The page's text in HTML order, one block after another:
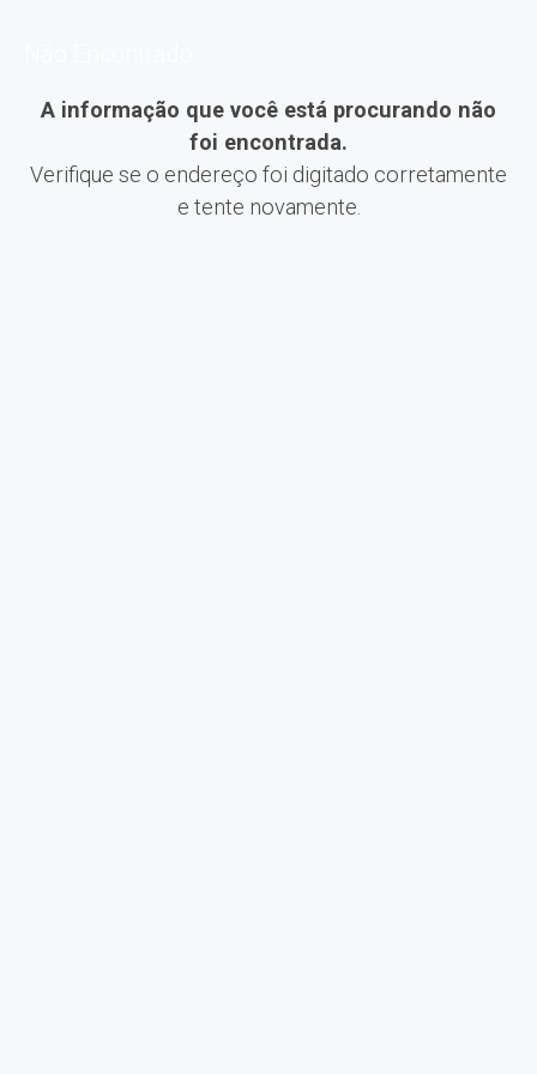
A informação que você está procurando não
foi encontrada.
Verifique se o endereço foi digitado corretamente
e tente novamente.